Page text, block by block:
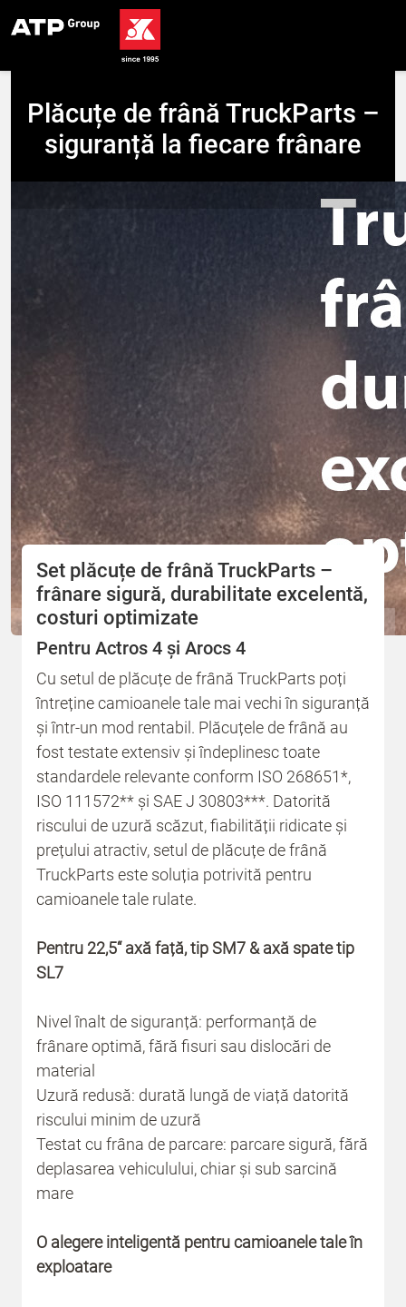
Plăcuțe de frână TruckParts –
siguranță la fiecare frânare
Set plăcuțe de frână TruckParts –
frânare sigură, durabilitate excelentă,
costuri optimizate
Pentru Actros 4 și Arocs 4
Cu setul de plăcuțe de frână TruckParts poți
întreține camioanele tale mai vechi în siguranță
și într-un mod rentabil. Plăcuțele de frână au
fost testate extensiv și îndeplinesc toate
standardele relevante conform ISO 268651*,
ISO 111572** și SAE J 30803***. Datorită
riscului de uzură scăzut, fiabilității ridicate și
prețului atractiv, setul de plăcuțe de frână
TruckParts este soluția potrivită pentru
camioanele tale rulate.
Pentru 22,5“ axă față, tip SM7 & axă spate tip
SL7
Nivel înalt de siguranță: performanță de
frânare optimă, fără fisuri sau dislocări de
material
Uzură redusă: durată lungă de viață datorită
riscului minim de uzură
Testat cu frâna de parcare: parcare sigură, fără
deplasarea vehiculului, chiar și sub sarcină
mare
O alegere inteligentă pentru camioanele tale în
exploatare